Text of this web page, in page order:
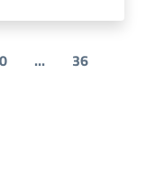
... 36